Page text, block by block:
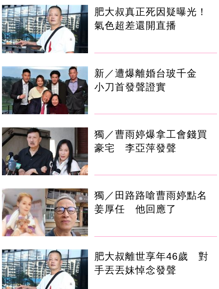
肥大叔真正死因疑曝光！
氣色超差還開直播
新／遭爆離婚台玻千金
小刀首發聲證實
獨／曹雨婷爆拿工會錢買
豪宅 李亞萍發聲
獨／田路路嗆曹雨婷點名
姜厚任 他回應了
肥大叔離世享年46歲 對
手丟丟妹悼念發聲